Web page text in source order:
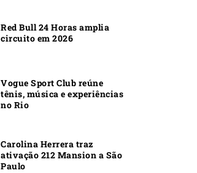
Red Bull 24 Horas amplia
circuito em 2026
Vogue Sport Club reúne
tênis, música e experiências
no Rio
Carolina Herrera traz
ativação 212 Mansion a São
Paulo